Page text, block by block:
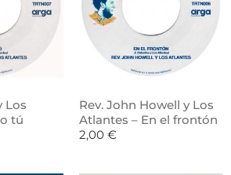
Los
tú
Rev. John Howell y Los
Atlantes – En el frontón
2,00 €